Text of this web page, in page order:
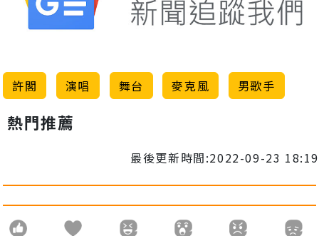
許閣 演唱 舞台 麥克風 男歌手
熱門推薦
最後更新時間:2022-09-23 18:19